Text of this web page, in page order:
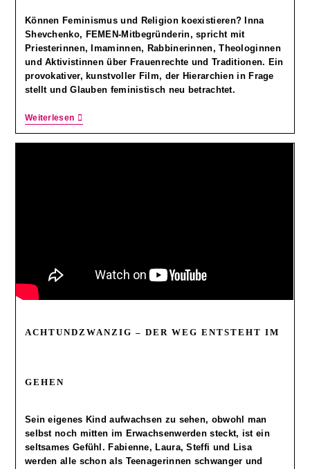
Können Feminismus und Religion koexistieren? Inna
Shevchenko, FEMEN-Mitbegründerin, spricht mit
Priesterinnen, Imaminnen, Rabbinerinnen, Theologinnen
und Aktivistinnen über Frauenrechte und Traditionen. Ein
provokativer, kunstvoller Film, der Hierarchien in Frage
stellt und Glauben feministisch neu betrachtet.
Weiterlesen
ACHTUNDZWANZIG – DER WEG ENTSTEHT IM
GEHEN
Sein eigenes Kind aufwachsen zu sehen, obwohl man
selbst noch mitten im Erwachsenwerden steckt, ist ein
seltsames Gefühl. Fabienne, Laura, Steffi und Lisa
werden alle schon als Teenagerinnen schwanger und